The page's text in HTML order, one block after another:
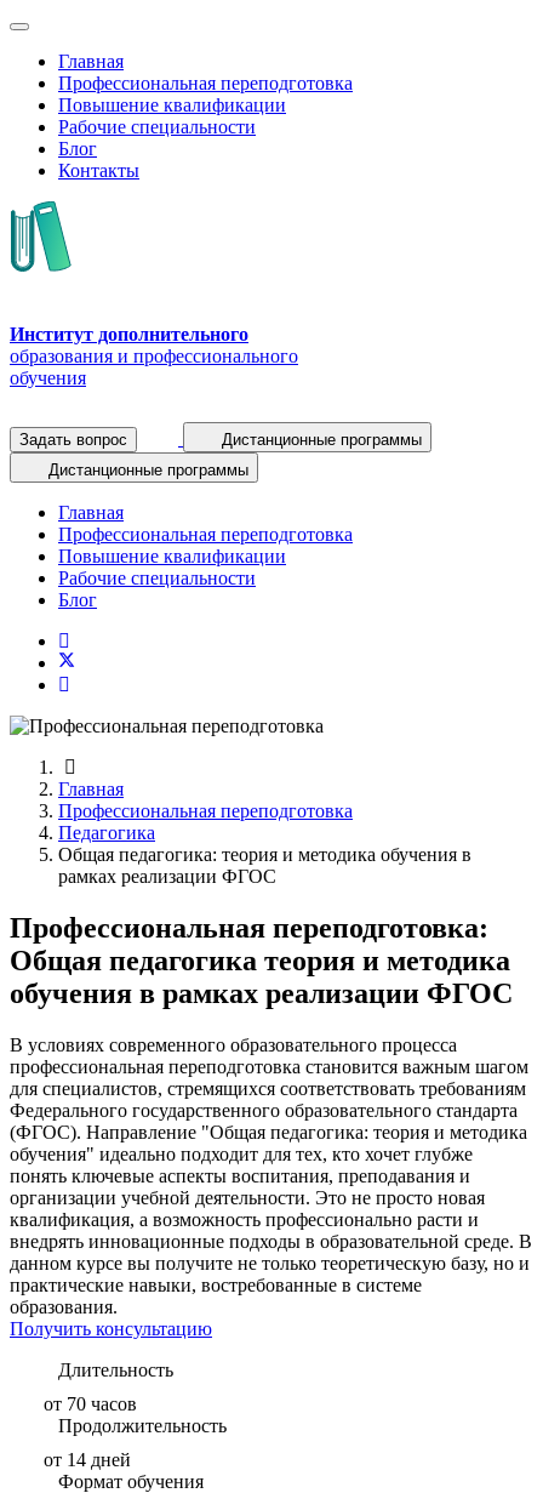
Главная
Профессиональная переподготовка
Повышение квалификации
Рабочие специальности
Блог
Контакты
Институт дополнительного
образования и профессионального
обучения
Задать вопрос
Дистанционные программы
Дистанционные программы
Главная
Профессиональная переподготовка
Повышение квалификации
Рабочие специальности
Блог
Главная
Профессиональная переподготовка
Педагогика
Общая педагогика: теория и методика обучения в
рамках реализации ФГОС
Профессиональная переподготовка:
Общая педагогика теория и методика
обучения в рамках реализации ФГОС
В условиях современного образовательного процесса
профессиональная переподготовка становится важным шагом
для специалистов, стремящихся соответствовать требованиям
Федерального государственного образовательного стандарта
(ФГОС). Направление "Общая педагогика: теория и методика
обучения" идеально подходит для тех, кто хочет глубже
понять ключевые аспекты воспитания, преподавания и
организации учебной деятельности. Это не просто новая
квалификация, а возможность профессионально расти и
внедрять инновационные подходы в образовательной среде. В
данном курсе вы получите не только теоретическую базу, но и
практические навыки, востребованные в системе
образования.
Получить консультацию
Длительность
от 70 часов
Продолжительность
от 14 дней
Формат обучения